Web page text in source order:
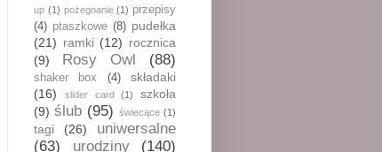
up (1) pożegnanie (1) przepisy
(4) ptaszkowe (8) pudełka
(21) ramki (12) rocznica
(9)
Rosy Owl (88)
shaker box (4)
składaki
(16)
slider card (1)
szkoła
(9) ślub (95) świecące (1)
tagi (26)
uniwersalne
(63)
urodziny (140)